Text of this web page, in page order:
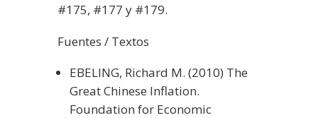
#175, #177 y #179.
Fuentes / Textos
EBELING, Richard M. (2010) The
Great Chinese Inflation.
Foundation for Economic